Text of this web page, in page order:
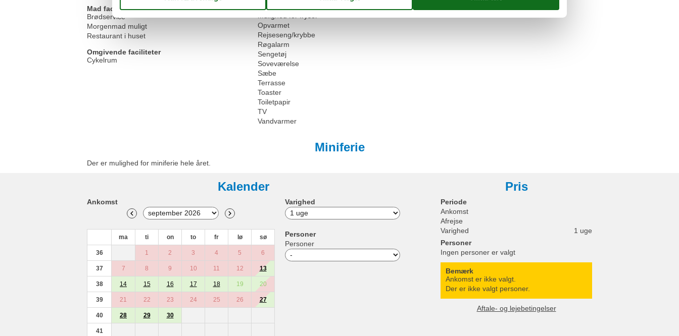
Mad faciliteter
Brødservice
Morgenmad muligt
Restaurant i huset
Omgivende faciliteter
Cykelrum
Mulighed for fryser
Opvarmet
Rejseseng/krybbe
Røgalarm
Sengetøj
Soveværelse
Sæbe
Terrasse
Toaster
Toiletpapir
TV
Vandvarmer
Miniferie
Der er mulighed for miniferie hele året.
Kalender
Ankomst
ma ti on to fr lø sø
36 1 2 3 4 5 6
37 7 8 9 10 11 12 13
38 14 15 16 17 18 19 20
39 21 22 23 24 25 26 27
40 28 29 30
41
Varighed
Personer
Personer
Pris
Periode
Ankomst
Afrejse
Varighed
1 uge
Personer
Ingen personer er valgt
Bemærk
Ankomst er ikke valgt.
Der er ikke valgt personer.
Aftale- og lejebetingelser